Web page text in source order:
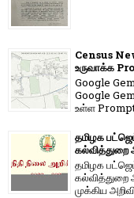
Census
உருவாக்க
Google
Google
உள்ள
தமிழக
கல்வித்துறை
தமிழக
கல்வித்துறை
முக்கிய